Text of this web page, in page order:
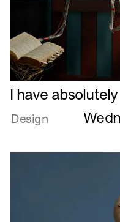
Læs
mere
om
I have
Design